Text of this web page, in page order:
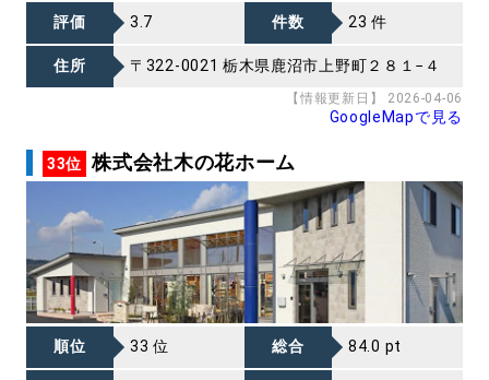
評価 3.7 件数 23 件
住所 〒322-0021 栃木県鹿沼市上野町２８１−４
【情報更新日】 2026-04-06
GoogleMapで見る
33位 株式会社木の花ホーム
順位 33 位 総合 84.0 pt